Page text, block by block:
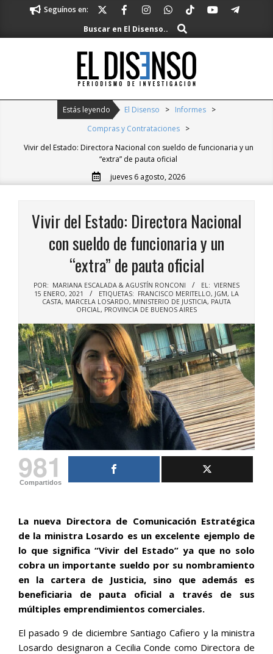
content
Seguínos en:
Buscar en El Disenso..
Buscar
El
Disenso
Estás leyendo El Disenso > Informes >
Compras y Contrataciones >
Vivir del Estado: Directora Nacional con sueldo de funcionaria y un
“extra” de pauta oficial
jueves 6 agosto, 2026
Vivir del Estado: Directora Nacional
con sueldo de funcionaria y un
“extra” de pauta oficial
POR: MARIANA ESCALADA & AGUSTÍN RONCONI EL: VIERNES
15 ENERO, 2021
ETIQUETAS: FRANCISCO MERITELLO, JGM, LA
CASTA, MARCELA LOSARDO, MINISTERIO DE JUSTICIA, PAUTA
OFICIAL, PROVINCIA DE BUENOS AIRES
981
Compartidos
La nueva Directora de Comunicación Estratégica
de la ministra Losardo es un excelente ejemplo de
lo que significa “Vivir del Estado” ya que no solo
cobra un importante sueldo por su nombramiento
en la cartera de Justicia, sino que además es
beneficiaria de pauta oficial a través de sus
múltiples emprendimientos comerciales.
El pasado 9 de diciembre Santiago Cafiero y la ministra
Losardo designaron a Cecilia Conde como Directora de